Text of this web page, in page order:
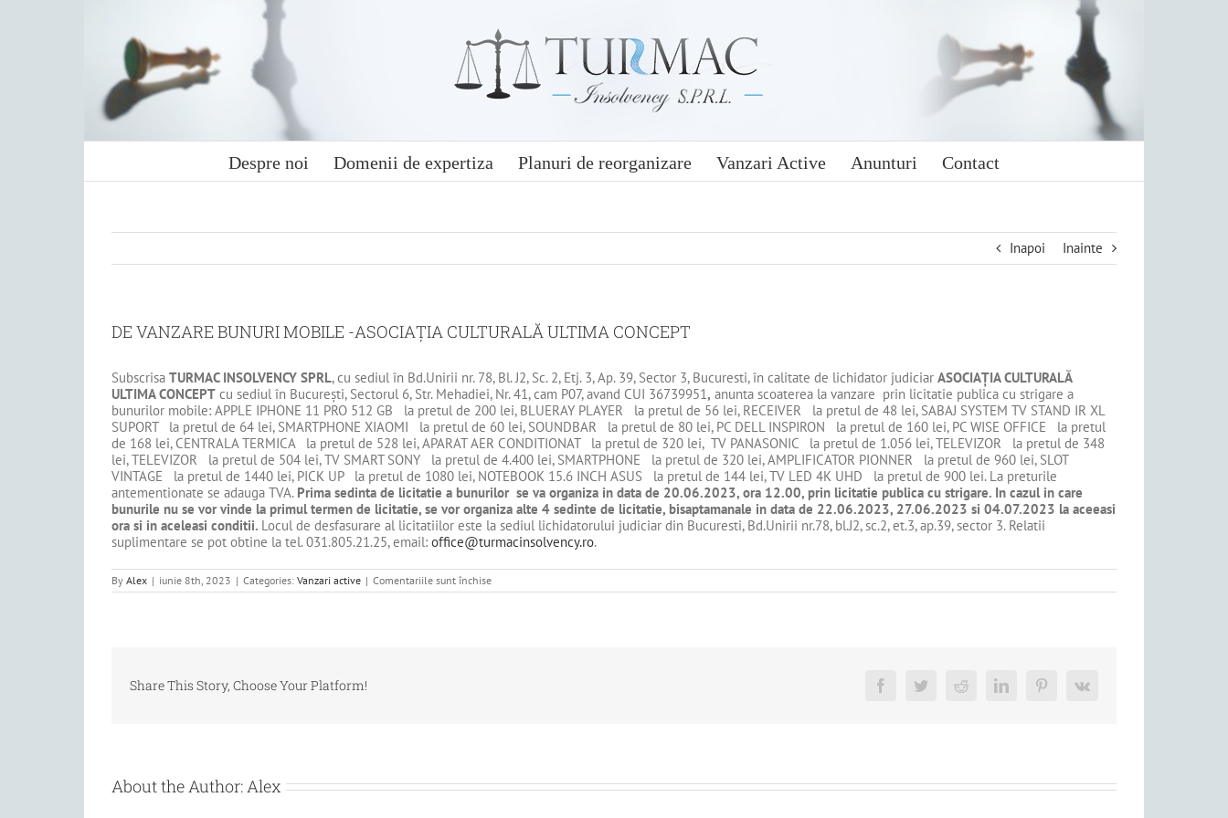
Despre noi Domenii de expertiza Planuri de reorganizare Vanzari Active Anunturi Contact
Inapoi Inainte
DE VANZARE BUNURI MOBILE -ASOCIAŢIA CULTURALĂ ULTIMA CONCEPT
Subscrisa TURMAC INSOLVENCY SPRL, cu sediul în Bd.Unirii nr. 78, Bl. J2, Sc. 2, Etj. 3, Ap. 39, Sector 3, Bucuresti, în calitate de lichidator judiciar ASOCIAŢIA CULTURALĂ
ULTIMA CONCEPT cu sediul în Bucureşti, Sectorul 6, Str. Mehadiei, Nr. 41, cam P07, avand CUI 36739951, anunta scoaterea la vanzare prin licitatie publica cu strigare a
bunurilor mobile: APPLE IPHONE 11 PRO 512 GB la pretul de 200 lei, BLUERAY PLAYER la pretul de 56 lei, RECEIVER la pretul de 48 lei, SABAJ SYSTEM TV STAND IR XL
SUPORT la pretul de 64 lei, SMARTPHONE XIAOMI la pretul de 60 lei, SOUNDBAR la pretul de 80 lei, PC DELL INSPIRON la pretul de 160 lei, PC WISE OFFICE la pretul
de 168 lei, CENTRALA TERMICA la pretul de 528 lei, APARAT AER CONDITIONAT la pretul de 320 lei, TV PANASONIC la pretul de 1.056 lei, TELEVIZOR la pretul de 348
lei, TELEVIZOR la pretul de 504 lei, TV SMART SONY la pretul de 4.400 lei, SMARTPHONE la pretul de 320 lei, AMPLIFICATOR PIONNER la pretul de 960 lei, SLOT
VINTAGE la pretul de 1440 lei, PICK UP la pretul de 1080 lei, NOTEBOOK 15.6 INCH ASUS la pretul de 144 lei, TV LED 4K UHD la pretul de 900 lei. La preturile
antementionate se adauga TVA. Prima sedinta de licitatie a bunurilor se va organiza in data de 20.06.2023, ora 12.00, prin licitatie publica cu strigare. In cazul in care
bunurile nu se vor vinde la primul termen de licitatie, se vor organiza alte 4 sedinte de licitatie, bisaptamanale in data de 22.06.2023, 27.06.2023 si 04.07.2023 la aceeasi
ora si in aceleasi conditii. Locul de desfasurare al licitatiilor este la sediul lichidatorului judiciar din Bucuresti, Bd.Unirii nr.78, bl.J2, sc.2, et.3, ap.39, sector 3. Relatii
suplimentare se pot obtine la tel. 031.805.21.25, email: office@turmacinsolvency.ro.
By Alex | iunie 8th, 2023 | Categories: Vanzari active | Comentariile sunt închisepentru
DE
Share This Story, Choose Your Platform! FacebookTwitterReddit LinkedInPinterest
Vk
About the Author:Alex